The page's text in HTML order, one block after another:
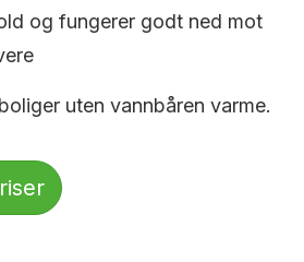
og fungerer godt ned mot
uten vannbåren varme.